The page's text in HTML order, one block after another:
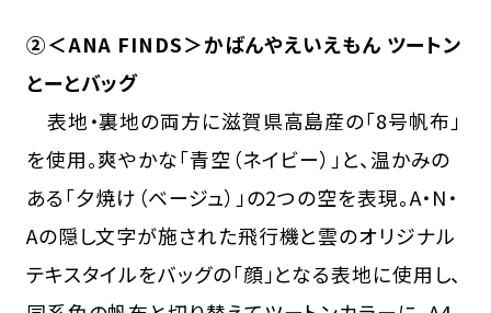
②＜ANA FINDS＞かばんやえいえもん ツートン
とーとバッグ
表地・裏地の両方に滋賀県高島産の「8号帆布」
を使用。爽やかな「青空（ネイビー）」と、温かみの
ある「夕焼け（ベージュ）」の2つの空を表現。A・N・
Aの隠し文字が施された飛行機と雲のオリジナル
テキスタイルをバッグの「顔」となる表地に使用し、